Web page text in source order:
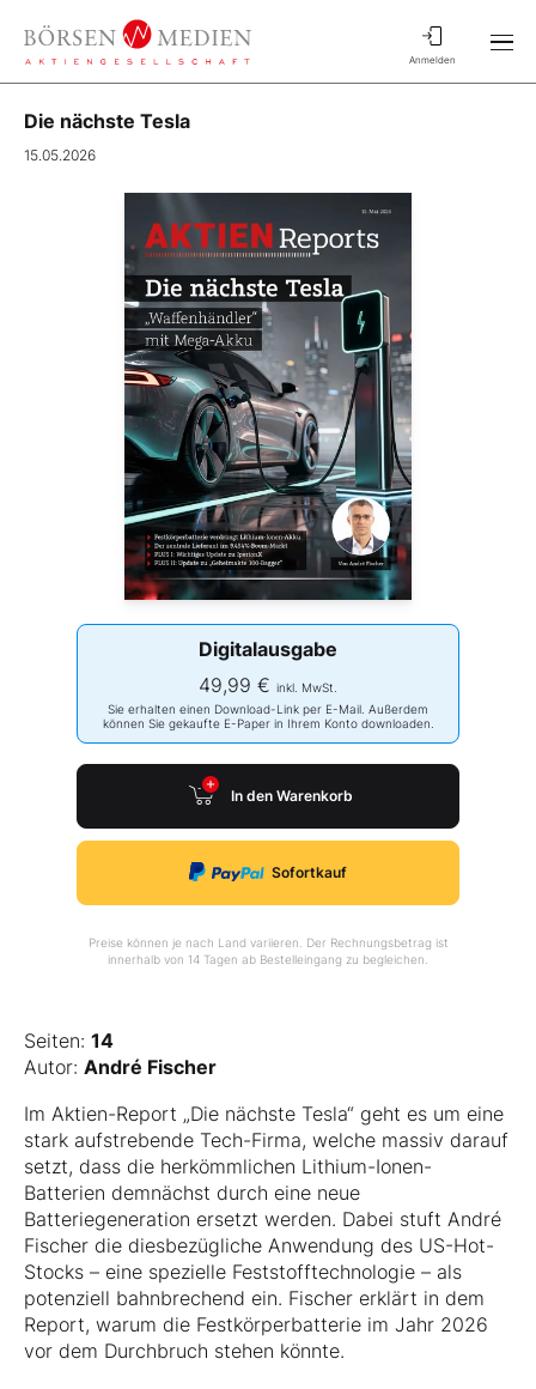
Anmelden
Die nächste Tesla
15.05.2026
Digitalausgabe
49,99 € inkl. MwSt.
Sie erhalten einen Download-Link per E-Mail. Außerdem
können Sie gekaufte E-Paper in Ihrem Konto downloaden.
In den Warenkorb
Sofortkauf
Preise können je nach Land variieren. Der Rechnungsbetrag ist
innerhalb von 14 Tagen ab Bestelleingang zu begleichen.
Seiten: 14
Autor: André Fischer
Im Aktien-Report „Die nächste Tesla“ geht es um eine
stark aufstrebende Tech-Firma, welche massiv darauf
setzt, dass die herkömmlichen Lithium-Ionen-
Batterien demnächst durch eine neue
Batteriegeneration ersetzt werden. Dabei stuft André
Fischer die diesbezügliche Anwendung des US-Hot-
Stocks – eine spezielle Feststofftechnologie – als
potenziell bahnbrechend ein. Fischer erklärt in dem
Report, warum die Festkörperbatterie im Jahr 2026
vor dem Durchbruch stehen könnte.